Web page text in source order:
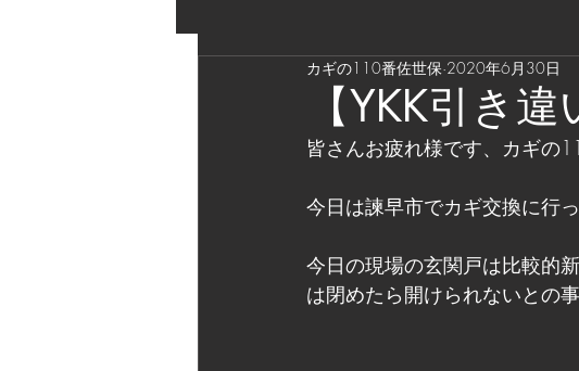
【YKK引き
カギの110番佐世保 2020年6月30日
皆さんお疲れ様です、カギの
今日は諫早市でカギ交換に行
今日の現場の玄関戸は比較的
は閉めたら開けられないとの